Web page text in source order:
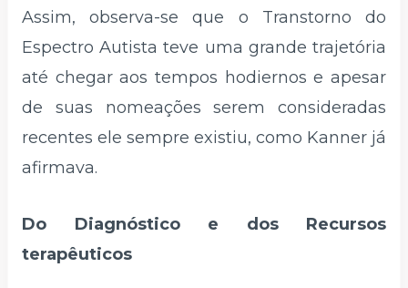
Assim, observa-se que o Transtorno do
Espectro Autista teve uma grande trajetória
até chegar aos tempos hodiernos e apesar
de suas nomeações serem consideradas
recentes ele sempre existiu, como Kanner já
afirmava.
Do Diagnóstico e dos Recursos
terapêuticos